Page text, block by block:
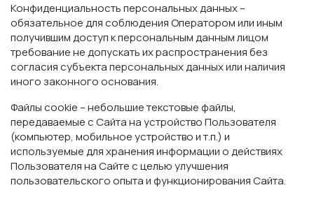
Конфиденциальность персональных данных –
обязательное для соблюдения Оператором или иным
получившим доступ к персональным данным лицом
требование не допускать их распространения без
согласия субъекта персональных данных или наличия
иного законного основания.
Файлы cookie – небольшие текстовые файлы,
передаваемые с Сайта на устройство Пользователя
(компьютер, мобильное устройство и т.п.) и
используемые для хранения информации о действиях
Пользователя на Сайте с целью улучшения
пользовательского опыта и функционирования Сайта.